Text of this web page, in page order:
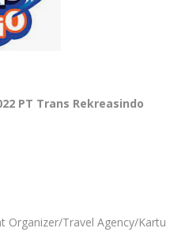
PT Trans Rekreasindo
Organizer/Travel Agency/Kartu